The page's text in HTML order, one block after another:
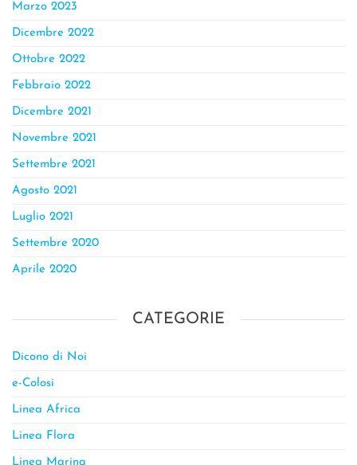
Marzo 2023
Dicembre 2022
Ottobre 2022
Febbraio 2022
Dicembre 2021
Novembre 2021
Settembre 2021
Agosto 2021
Luglio 2021
Settembre 2020
Aprile 2020
CATEGORIE
Dicono di Noi
e-Colosi
Linea Africa
Linea Flora
Linea Marina